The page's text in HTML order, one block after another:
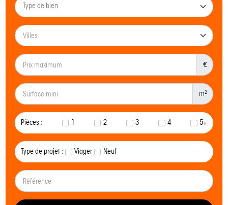
€
m²
Pièces : 1 2 3 4 5+
Type de projet : Viager Neuf